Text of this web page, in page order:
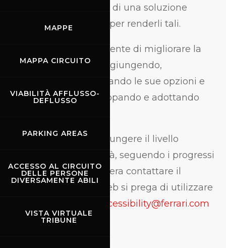
MAPPE
MAPPA CIRCUITO
VIABILITÀ AFFLUSSO-
DEFLUSSO
PARKING AREAS
ACCESSO AL CIRCUITO
DELLE PERSONE
DIVERSAMENTE ABILI
VISTA VIRTUALE
TRIBUNE
accessibili, o mancano di una soluzione
tecnologica adeguata per renderli tali.
Cerchiamo continuamente di migliorare la
nostra accessibilità, aggiungendo,
aggiornando e migliorando le sue opzioni e
caratteristiche, e sviluppando e adottando
Tutto questo per raggiungere il livello
ottimale di accessibilità, seguendo i progressi
tecnologici. Se si desidera contattare il
proprietario del sito web si prega di utilizzare
accessibility@ferrari.com